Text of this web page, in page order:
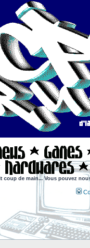
coup de main... Vous pouvez